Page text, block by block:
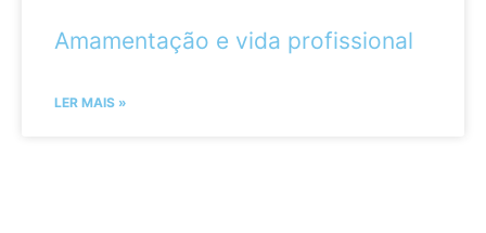
Amamentação e vida profissional
LER MAIS »